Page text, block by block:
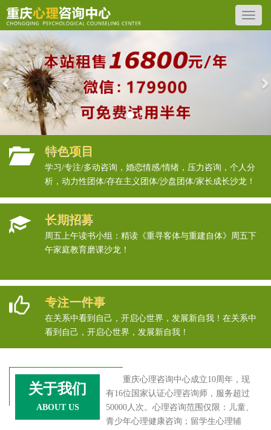
Previous
特色项目
学习/专注/多动咨询，婚恋情感/情绪，压力咨询，个人分
析，动力性团体/存在主义团体/沙盘团体/家长成长沙龙！
长期招募
周五上午读书小组：精读《重寻客体与重建自体》周五下
午家庭教育磨课沙龙！
专注一件事
在关系中看到自己，开启心世界，发展新自我！在关系中
看到自己，开启心世界，发展新自我！
关于我们
ABOUT US
重庆心理咨询中心成立10周年，现
有16位国家认证心理咨询师，服务超过
50000人次。心理咨询范围仅限：儿童、
青少年心理健康咨询；留学生心理辅